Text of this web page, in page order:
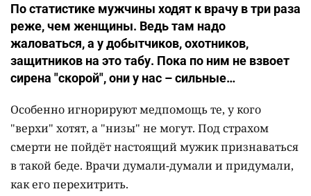
По статистике мужчины ходят к врачу в три раза
реже, чем женщины. Ведь там надо
жаловаться, а у добытчиков, охотников,
защитников на это табу. Пока по ним не взвоет
сирена "скорой", они у нас – сильные…
Особенно игнорируют медпомощь те, у кого
"верхи" хотят, а "низы" не могут. Под страхом
смерти не пойдёт настоящий мужик признаваться
в такой беде. Врачи думали-думали и придумали,
как его перехитрить.